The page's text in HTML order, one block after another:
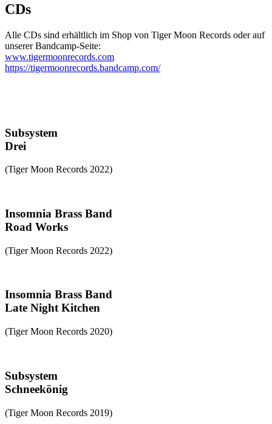
CDs
Alle CDs sind erhältlich im Shop von Tiger Moon Records oder auf
unserer Bandcamp-Seite:
www.tigermoonrecords.com
https://tigermoonrecords.bandcamp.com/
Subsystem
Drei
(Tiger Moon Records 2022)
Insomnia Brass Band
Road Works
(Tiger Moon Records 2022)
Insomnia Brass Band
Late Night Kitchen
(Tiger Moon Records 2020)
Subsystem
Schneekönig
(Tiger Moon Records 2019)